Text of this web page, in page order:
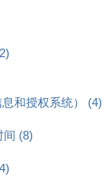
和授权系统）
(4)
间 (8)